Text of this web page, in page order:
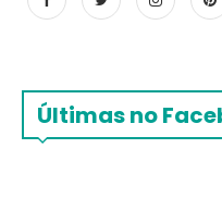
Últimas no